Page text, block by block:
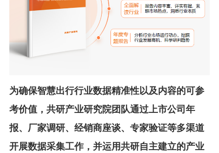
为确保智慧出行行业数据精准性以及内容的可参
考价值，共研产业研究院团队通过上市公司年
报、厂家调研、经销商座谈、专家验证等多渠道
开展数据采集工作，并运用共研自主建立的产业